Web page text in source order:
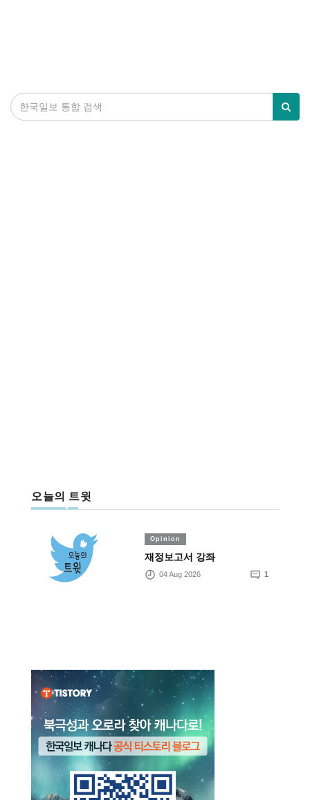
오늘의 트윗
Opinion
재정보고서 강좌
04 Aug 2026 1